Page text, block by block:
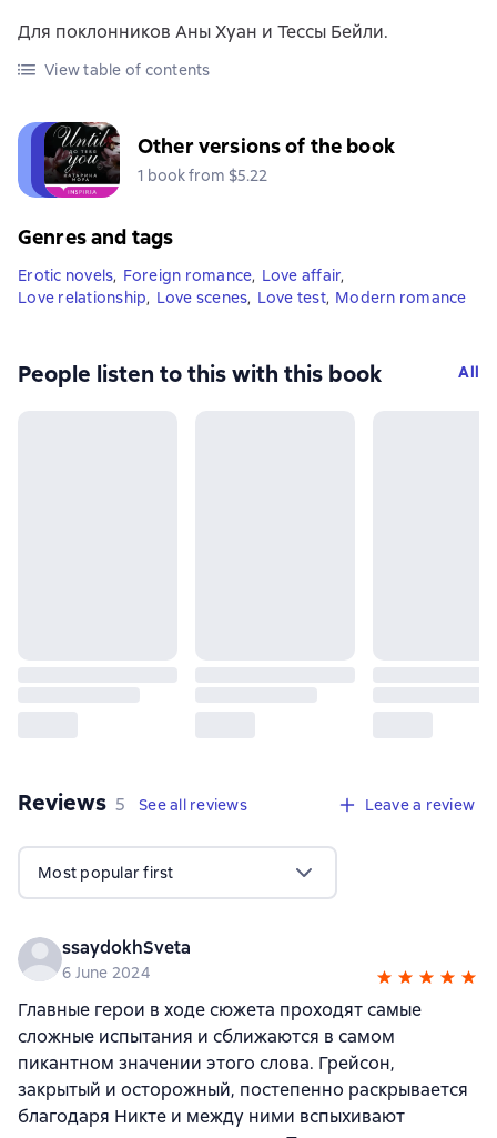
Для поклонников Аны Хуан и Тессы Бейли.
View table of contents
Other versions of the book
1 book from $5.22
Genres and tags
Erotic novels, Foreign romance, Love affair,
Love relationship, Love scenes, Love test, Modern romance
People listen to this with this book All
Reviews 5 reviews
5 See all reviews Leave a review
Most popular first
ssaydokhSveta
6 June 2024
Главные герои в ходе сюжета проходят самые
сложные испытания и сближаются в самом
пикантном значении этого слова. Грейсон,
закрытый и осторожный, постепенно раскрывается
благодаря Никте и между ними вспыхивают